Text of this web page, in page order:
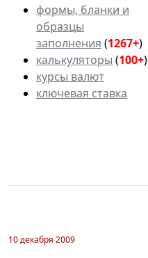
формы, бланки и
образцы
заполнения (1267+)
калькуляторы (100+)
курсы валют
ключевая ставка
10 декабря 2009